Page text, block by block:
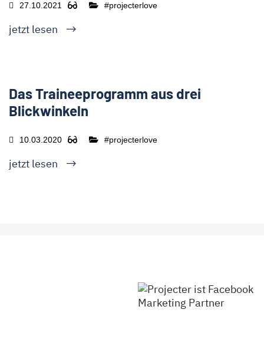
27.10.2021 #projecterlove
jetzt lesen
Das Traineeprogramm aus drei
Blickwinkeln
10.03.2020 #projecterlove
jetzt lesen